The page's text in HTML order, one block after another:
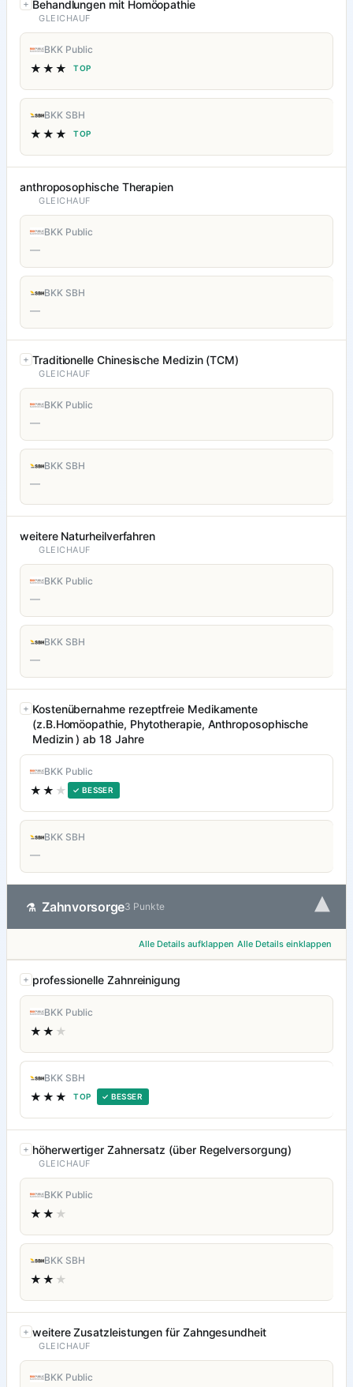
Behandlungen mit Homöopathie
GLEICHAUF
BKK Public
★★★ TOP
BKK SBH
★★★ TOP
anthroposophische Therapien
GLEICHAUF
BKK Public
—
BKK SBH
—
Traditionelle Chinesische Medizin (TCM)
GLEICHAUF
BKK Public
—
BKK SBH
—
weitere Naturheilverfahren
GLEICHAUF
BKK Public
—
BKK SBH
—
Kostenübernahme rezeptfreie Medikamente
(z.B.Homöopathie, Phytotherapie, Anthroposophische
Medizin ) ab 18 Jahre
BKK Public
★★ ★ ✓ BESSER
BKK SBH
—
⚗ Zahnvorsorge3 Punkte ▾
Alle Details aufklappen Alle Details einklappen
professionelle Zahnreinigung
BKK Public
★★ ★
BKK SBH
★★★ TOP ✓ BESSER
höherwertiger Zahnersatz (über Regelversorgung)
GLEICHAUF
BKK Public
★★ ★
BKK SBH
★★ ★
weitere Zusatzleistungen für Zahngesundheit
GLEICHAUF
BKK Public